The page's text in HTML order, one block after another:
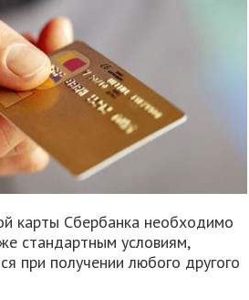
карты Сбербанка необходимо
стандартным условиям,
при получении любого другого